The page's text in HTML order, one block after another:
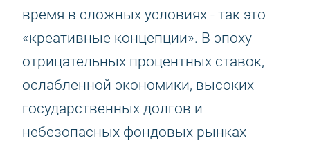
время в сложных условиях - так это
«креативные концепции». В эпоху
отрицательных процентных ставок,
ослабленной экономики, высоких
государственных долгов и
небезопасных фондовых рынках